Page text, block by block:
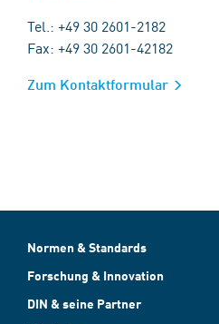
Tel.: +49 30 2601-2182
Fax: +49 30 2601-42182
Zum Kontaktformular
Normen & Standards
Forschung & Innovation
DIN & seine Partner